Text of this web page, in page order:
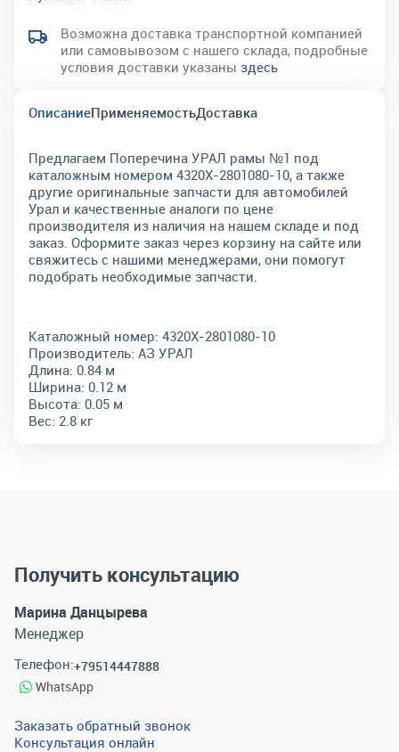
Возможна доставка транспортной компанией
или самовывозом с нашего склада, подробные
условия доставки указаны здесь
ОписаниеПрименяемостьДоставка
Предлагаем Поперечина УРАЛ рамы №1 под
каталожным номером 4320Х-2801080-10, а также
другие оригинальные запчасти для автомобилей
Урал и качественные аналоги по цене
производителя из наличия на нашем складе и под
заказ. Оформите заказ через корзину на сайте или
свяжитесь с нашими менеджерами, они помогут
подобрать необходимые запчасти.
Каталожный номер: 4320Х-2801080-10
Производитель: АЗ УРАЛ
Длина: 0.84 м
Ширина: 0.12 м
Высота: 0.05 м
Вес: 2.8 кг
Получить консультацию
Марина Данцырева
Менеджер
Телефон:+79514447888
WhatsApp
Заказать обратный звонок
Консультация онлайн